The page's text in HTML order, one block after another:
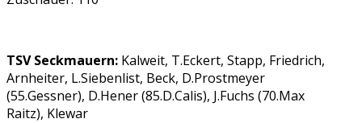
TSV Seckmauern: Kalweit, T.Eckert, Stapp, Friedrich,
Arnheiter, L.Siebenlist, Beck, D.Prostmeyer
(55.Gessner), D.Hener (85.D.Calis), J.Fuchs (70.Max
Raitz), Klewar